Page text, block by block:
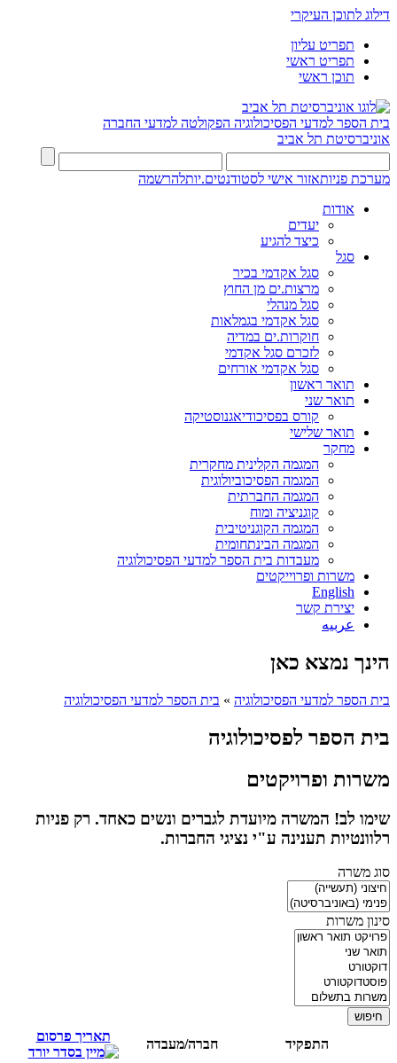
דילוג לתוכן העיקרי
תפריט עליון
תפריט ראשי
תוכן ראשי
בית הספר למדעי הפסיכולוגיה הפקולטה למדעי החברה
אוניברסיטת תל אביב
מערכת פניותאזור אישי לסטודנטים.יותלהרשמה
אודות
יעדים
כיצד להגיע
סגל
סגל אקדמי בכיר
מרצות.ים מן החוץ
סגל מנהלי
סגל אקדמי בגמלאות
חוקרות.ים במדיה
לזכרם סגל אקדמי
סגל אקדמי אורחים
תואר ראשון
תואר שני
קורס בפסיכודיאגנוסטיקה
תואר שלישי
מחקר
המגמה הקלינית מחקרית
המגמה הפסיכוביולוגית
המגמה החברתית
קוגניציה ומוח
המגמה הקוגניטיבית
המגמה הבינתחומית
מעבדות בית הספר למדעי הפסיכולוגיה
משרות ופרוייקטים
English
יצירת קשר
عربيه
הינך נמצא כאן
בית הספר למדעי הפסיכולוגיה » בית הספר למדעי הפסיכולוגיה
בית הספר לפסיכולוגיה
משרות ופרויקטים
שימו לב! המשרה מיועדת לגברים ונשים כאחד. רק פניות
רלוונטיות תענינה ע"י נציגי החברות.
סוג משרה
סינון משרות
התפקיד חברה/מעבדה
תאריך פרסום